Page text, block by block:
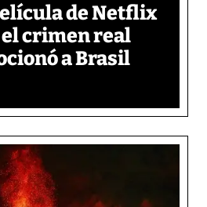
de Netflix
el crimen real
a Brasil